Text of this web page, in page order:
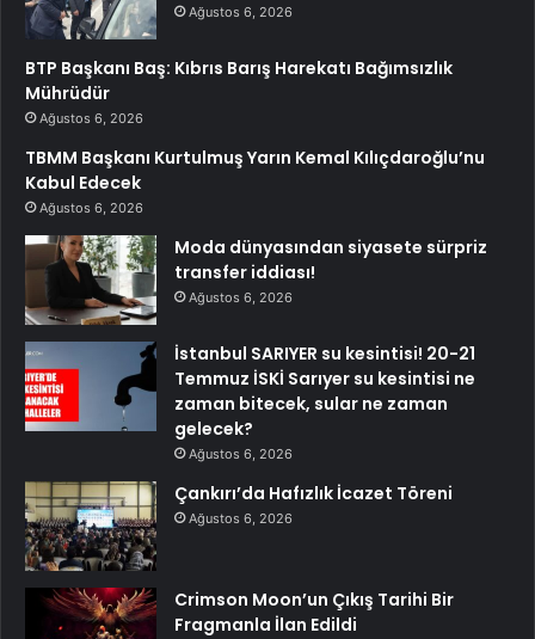
Ağustos 6, 2026
BTP Başkanı Baş: Kıbrıs Barış Harekatı Bağımsızlık
Mührüdür
Ağustos 6, 2026
TBMM Başkanı Kurtulmuş Yarın Kemal Kılıçdaroğlu’nu
Kabul Edecek
Ağustos 6, 2026
Moda dünyasından siyasete sürpriz
transfer iddiası!
Ağustos 6, 2026
İstanbul SARIYER su kesintisi! 20-21
Temmuz İSKİ Sarıyer su kesintisi ne
zaman bitecek, sular ne zaman
gelecek?
Ağustos 6, 2026
Çankırı’da Hafızlık İcazet Töreni
Ağustos 6, 2026
Crimson Moon’un Çıkış Tarihi Bir
Fragmanla İlan Edildi